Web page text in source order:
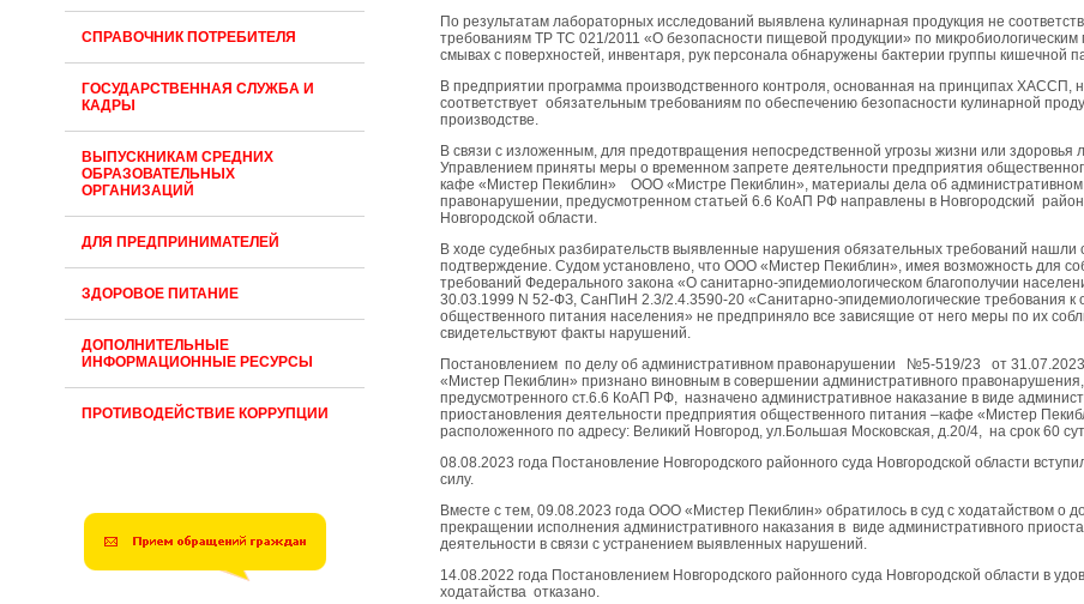
СПРАВОЧНИК ПОТРЕБИТЕЛЯ
ГОСУДАРСТВЕННАЯ СЛУЖБА И
КАДРЫ
ВЫПУСКНИКАМ СРЕДНИХ
ОБРАЗОВАТЕЛЬНЫХ
ОРГАНИЗАЦИЙ
ДЛЯ ПРЕДПРИНИМАТЕЛЕЙ
ЗДОРОВОЕ ПИТАНИЕ
ДОПОЛНИТЕЛЬНЫЕ
ИНФОРМАЦИОННЫЕ РЕСУРСЫ
ПРОТИВОДЕЙСТВИЕ КОРРУПЦИИ
По результатам лабораторных исследований выявлена кулинарная продукция не
требованиям ТР ТС 021/2011 «О безопасности пищевой продукции» по микробиологическим
смывах с поверхностей, инвентаря, рук персонала обнаружены бактерии группы кишечной
В предприятии программа производственного контроля, основанная на принципах ХАССП,
соответствует обязательным требованиям по обеспечению безопасности кулинарной
производстве.
В связи с изложенным, для предотвращения непосредственной угрозы жизни или здоровья
Управлением приняты меры о временном запрете деятельности предприятия
кафе «Мистер Пекиблин» ООО «Мистре Пекиблин», материалы дела об административном
правонарушении, предусмотренном статьей 6.6 КоАП РФ направлены в Новгородский
Новгородской области.
В ходе судебных разбирательств выявленные нарушения обязательных требований нашли
подтверждение. Судом установлено, что ООО «Мистер Пекиблин», имея возможность для
требований Федерального закона «О санитарно-эпидемиологическом благополучии
30.03.1999 N 52-ФЗ, СанПиН 2.3/2.4.3590-20 «Санитарно-эпидемиологические требования к
общественного питания населения» не предприняло все зависящие от него меры по их
свидетельствуют факты нарушений.
Постановлением по делу об административном правонарушении №5-519/23 от
«Мистер Пекиблин» признано виновным в совершении административного правонарушения,
предусмотренного ст.6.6 КоАП РФ, назначено административное наказание в виде
приостановления деятельности предприятия общественного питания –кафе «Мистер
расположенного по адресу: Великий Новгород, ул.Большая Московская, д.20/4, на срок 60
08.08.2023 года Постановление Новгородского районного суда Новгородской области
силу.
Вместе с тем, 09.08.2023 года ООО «Мистер Пекиблин» обратилось в суд с ходатайством о
прекращении исполнения административного наказания в виде административного
деятельности в связи с устранением выявленных нарушений.
14.08.2022 года Постановлением Новгородского районного суда Новгородской области в
ходатайства отказано.